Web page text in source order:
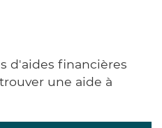
d'aides financières
une aide à